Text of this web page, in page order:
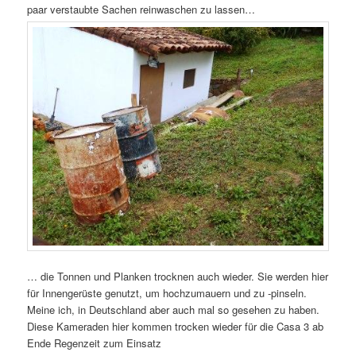
paar verstaubte Sachen reinwaschen zu lassen…
… die Tonnen und Planken trocknen auch wieder. Sie werden hier
für Innengerüste genutzt, um hochzumauern und zu -pinseln.
Meine ich, in Deutschland aber auch mal so gesehen zu haben.
Diese Kameraden hier kommen trocken wieder für die Casa 3 ab
Ende Regenzeit zum Einsatz